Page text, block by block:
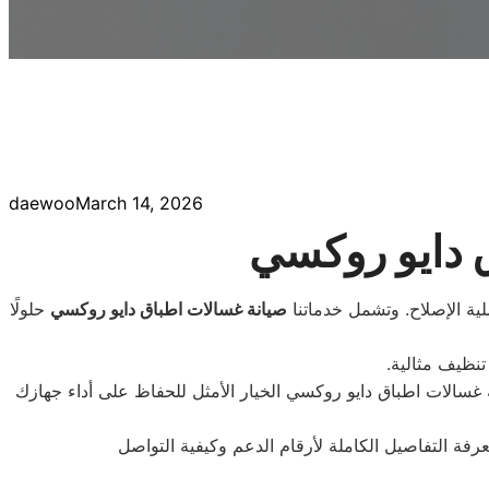
daewooMarch 14, 2026
دايو روكسي
الإصلاح. وتشمل خدماتنا صيانة غسالات اطباق دايو روكسي حلولًا
مثالية.
اطباق دايو روكسي الخيار الأمثل للحفاظ على أداء جهازك
التفاصيل الكاملة لأرقام الدعم وكيفية التواصل